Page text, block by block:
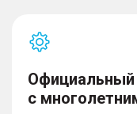
с